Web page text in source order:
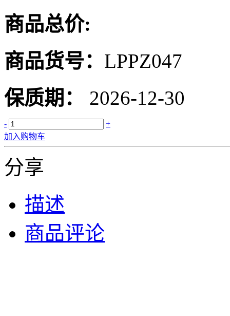
商品总价:
商品货号： LPPZ047
保质期： 2026-12-30
-
+
加入购物车
分享
描述
商品评论